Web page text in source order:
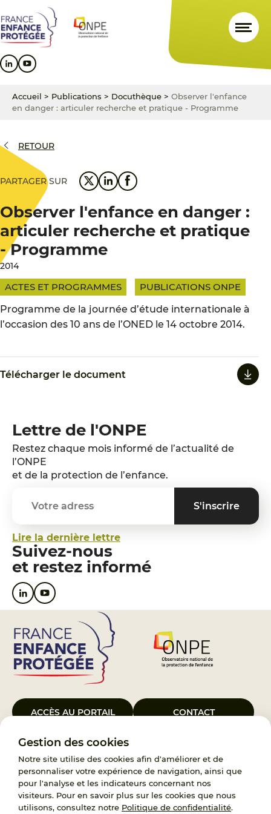
Gestion des cookies
Notre site utilise des cookies afin d'améliorer et de
personnaliser votre expérience de navigation, ainsi que
pour l'analyse et les indicateurs concernant nos
visiteurs. Pour en savoir plus sur les cookies que nous
utilisons, consultez notre Politique de confidentialité.
au
contenu
principal
au
menu
principal
au
pied
de
Accueil > Publications > Docuthèque > Observer l'enfance
en danger : articuler recherche et pratique - Programme
RETOUR
PARTAGER SUR
Observer l'enfance en danger :
articuler recherche et pratique
- Programme
2014
ACTES ET PROGRAMMES
PUBLICATIONS ONPE
Programme de la journée d’étude internationale à
l’occasion des 10 ans de l’ONED le 14 octobre 2014.
Télécharger le document
Lettre de l'ONPE
Restez chaque mois informé de l’actualité de
l’ONPE
et de la protection de l’enfance.
Lire la dernière lettre
Suivez-nous
et restez informé
ACCÈS AU PORTAIL CONTACT
Le Groupement d’Intérêt Public France Enfance Protégée, créé le 5
janvier 2023, a pour objet d’assurer les missions de service public du
119, d’accompagnement des adoptants et de traitement des
demandes d’accès aux origines personnelles. France Enfance
Protégée est également un observatoire et une ressource pour
l’ensemble des professionnels, ainsi qu’un appui à l’élaboration de la